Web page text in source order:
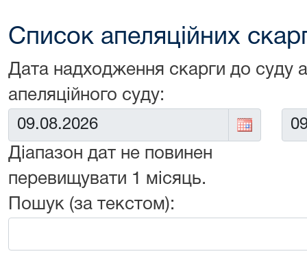
Список апеляційних
Дата надходження скарги до суду
апеляційного суду:
Від:
Діапазон дат не повинен
перевищувати 1 місяць.
До:
Пошук (за текстом):